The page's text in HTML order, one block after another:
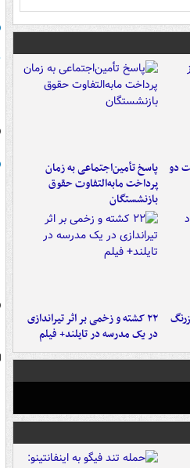
دو
پاسخ تأمین‌اجتماعی به زمان
پرداخت مابه‌التفاوت حقوق
بازنشستگان
۲۲ کشته و زخمی بر اثر تیراندازی
در یک مدرسه در تایلند+ فیلم